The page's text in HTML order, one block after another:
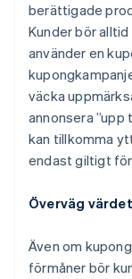
berättigade
Kunder bör
använder en
väcka
annonsera ”upp
kan tillkomma
endast giltigt
Överväg
Även om
förmåner bör